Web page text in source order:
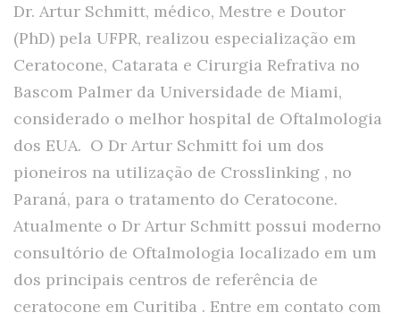
Dr. Artur Schmitt, médico, Mestre e Doutor
(PhD) pela UFPR, realizou especialização em
Ceratocone, Catarata e Cirurgia Refrativa no
Bascom Palmer da Universidade de Miami,
considerado o melhor hospital de Oftalmologia
dos EUA. O Dr Artur Schmitt foi um dos
pioneiros na utilização de Crosslinking , no
Paraná, para o tratamento do Ceratocone.
Atualmente o Dr Artur Schmitt possui moderno
consultório de Oftalmologia localizado em um
dos principais centros de referência de
ceratocone em Curitiba . Entre em contato com